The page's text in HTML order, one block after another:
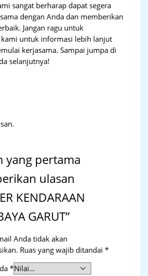
sangat berharap dapat segera
dengan Anda dan memberikan
Jangan ragu untuk
untuk informasi lebih lanjut
kerjasama. Sampai jumpa di
selanjutnya!
yang pertama
ulasan
KENDARAAN
GARUT”
Anda tidak akan
Ruas yang wajib ditandai*
*